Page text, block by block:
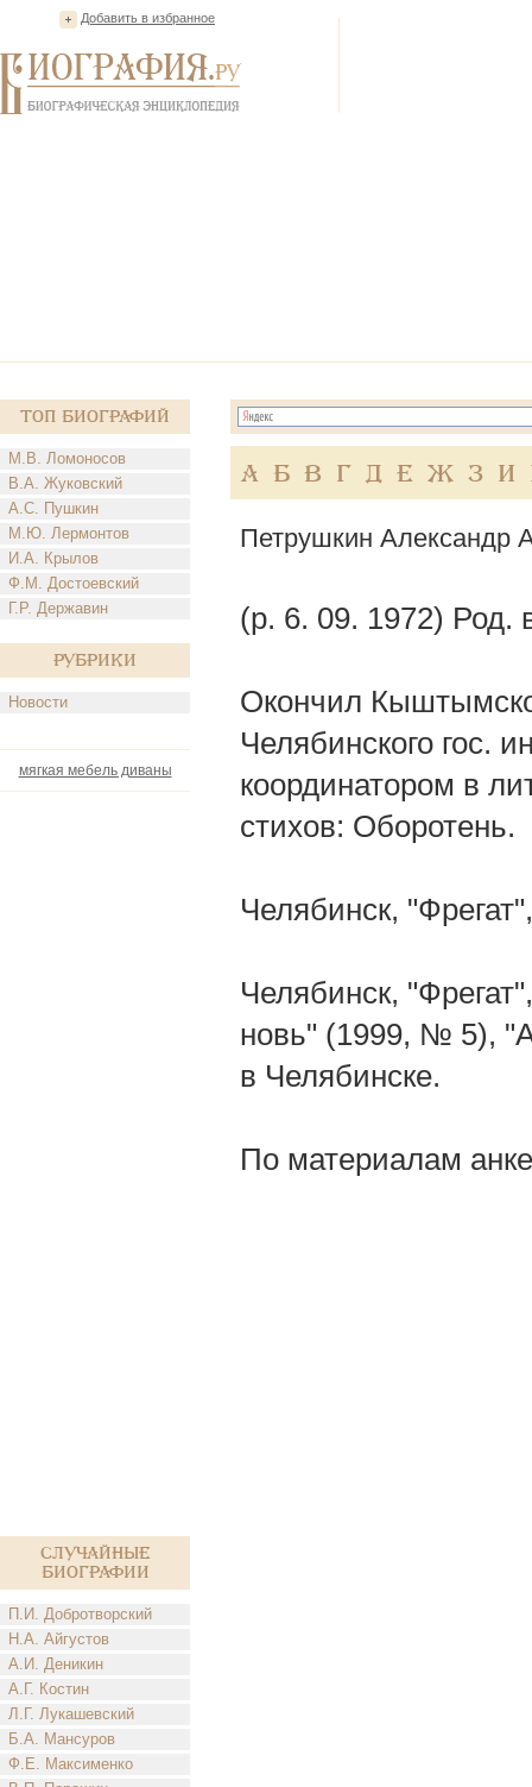
Добавить в избранное
Топ Биографий
М.В. Ломоносов
В.А. Жуковский
А.С. Пушкин
М.Ю. Лермонтов
И.А. Крылов
Ф.М. Достоевский
Г.Р. Державин
Рубрики
Новости
мягкая мебель диваны
Случайные
биографии
П.И. Добротворский
Н.А. Айгустов
А.И. Деникин
А.Г. Костин
Л.Г. Лукашевский
Б.А. Мансуров
Ф.Е. Максименко
А Б В Г Д Е Ж З И
Петрушкин Александр
(р. 6. 09. 1972) Род.
Окончил
Челябинского гос.
координатором в
стихов: Оборотень.
Челябинск,
Челябинск,
новь" (1999, № 5),
в Челябинске.
По материалам